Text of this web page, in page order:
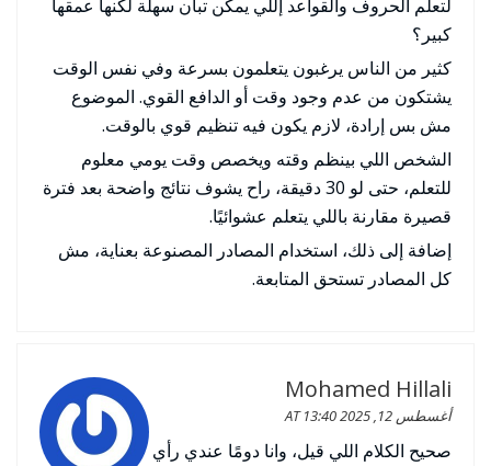
لتعلم الحروف والقواعد إللي يمكن تبان سهلة لكنها عمقها
كبير؟
كثير من الناس يرغبون يتعلمون بسرعة وفي نفس الوقت
يشتكون من عدم وجود وقت أو الدافع القوي. الموضوع
مش بس إرادة، لازم يكون فيه تنظيم قوي بالوقت.
الشخص اللي بينظم وقته ويخصص وقت يومي معلوم
للتعلم، حتى لو 30 دقيقة، راح يشوف نتائج واضحة بعد فترة
قصيرة مقارنة باللي يتعلم عشوائيًا.
إضافة إلى ذلك، استخدام المصادر المصنوعة بعناية، مش
كل المصادر تستحق المتابعة.
Mohamed Hillali
أغسطس 12, 2025 AT 13:40
صحيح الكلام اللي قيل، وانا دومًا عندي رأي